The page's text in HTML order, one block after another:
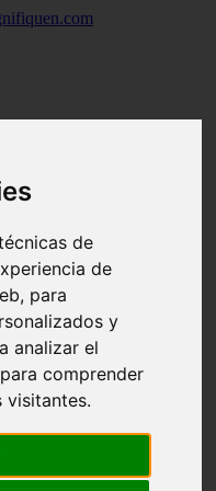
de
de
para
y
analizar el
comprender
visitantes.
de donde vienen y